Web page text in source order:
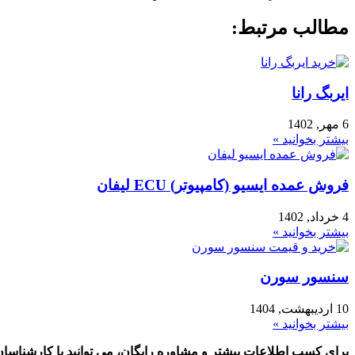
مطالب مرتبط:
ایربگ رانا
6 مهر, 1402
بیشتر بخوانید »
فروش عمده ایسیو (کامپیوتر) ECU لیفان
4 خرداد, 1402
بیشتر بخوانید »
سنسور سورن
10 اردیبهشت, 1404
بیشتر بخوانید »
برای کسب اطلاعات بیشتر و مشاوره رایگان، می توانید با